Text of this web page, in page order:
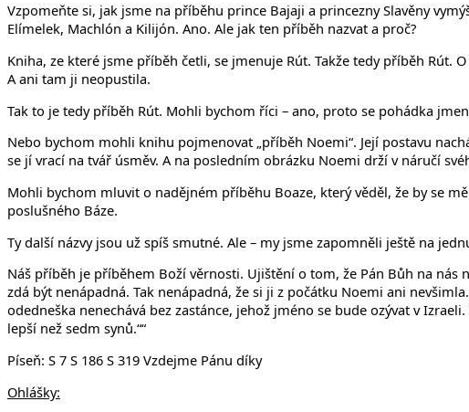
Vzpomeňte si, jak jsme na příběhu prince Bajaji a princezny Slavěny
Elímelek, Machlón a Kilijón. Ano. Ale jak ten příběh nazvat a proč?
Kniha, ze které jsme příběh četli, se jmenuje Rút. Takže tedy příběh Rút.
A ani tam ji neopustila.
Tak to je tedy příběh Rút. Mohli bychom říci – ano, proto se pohádka
Nebo bychom mohli knihu pojmenovat „příběh Noemi“. Její postavu
se jí vrací na tvář úsměv. A na posledním obrázku Noemi drží v náručí
Mohli bychom mluvit o nadějném příběhu Boaze, který věděl, že by se
poslušného Báze.
Ty další názvy jsou už spíš smutné. Ale – my jsme zapomněli ještě na
Náš příběh je příběhem Boží věrnosti. Ujištění o tom, že Pán Bůh na nás
zdá být nenápadná. Tak nenápadná, že si ji z počátku Noemi ani
odedneška nenechává bez zastánce, jehož jméno se bude ozývat v
lepší než sedm synů.““
Píseň: S 7 S 186 S 319 Vzdejme Pánu díky
Ohlášky: